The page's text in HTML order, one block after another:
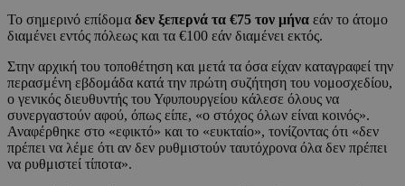
Το σημερινό επίδομα δεν ξεπερνά τα €75 τον μήνα εάν το άτομο
διαμένει εντός πόλεως και τα €100 εάν διαμένει εκτός.
Στην αρχική του τοποθέτηση και μετά τα όσα είχαν καταγραφεί την
περασμένη εβδομάδα κατά την πρώτη συζήτηση του νομοσχεδίου,
ο γενικός διευθυντής του Υφυπουργείου κάλεσε όλους να
συνεργαστούν αφού, όπως είπε, «ο στόχος όλων είναι κοινός».
Αναφέρθηκε στο «εφικτό» και το «ευκταίο», τονίζοντας ότι «δεν
πρέπει να λέμε ότι αν δεν ρυθμιστούν ταυτόχρονα όλα δεν πρέπει
να ρυθμιστεί τίποτα».